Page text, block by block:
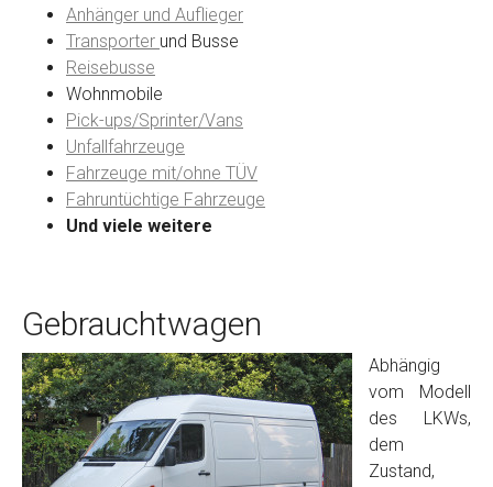
Anhänger und Auflieger
Transporter und Busse
Reisebusse
Wohnmobile
Pick-ups/Sprinter/Vans
Unfallfahrzeuge
Fahrzeuge mit/ohne TÜV
Fahruntüchtige Fahrzeuge
Und viele weitere
Gebrauchtwagen
Abhängig
vom Modell
des LKWs,
dem
Zustand,